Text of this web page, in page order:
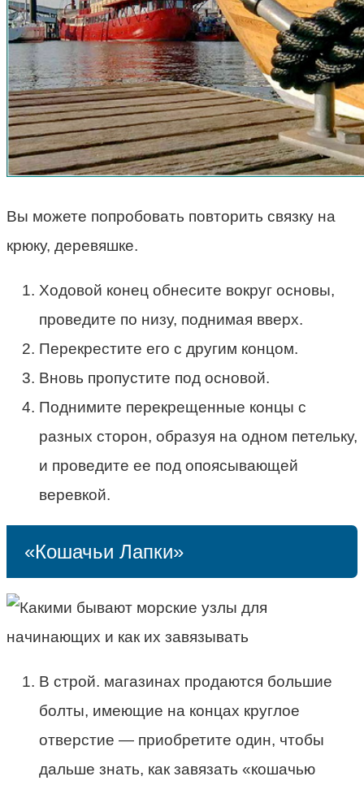
Вы можете попробовать повторить связку на
крюку, деревяшке.
Ходовой конец обнесите вокруг основы,
проведите по низу, поднимая вверх.
Перекрестите его с другим концом.
Вновь пропустите под основой.
Поднимите перекрещенные концы с
разных сторон, образуя на одном петельку,
и проведите ее под опоясывающей
веревкой.
«Кошачьи Лапки»
В строй. магазинах продаются большие
болты, имеющие на концах круглое
отверстие — приобретите один, чтобы
дальше знать, как завязать «кошачью